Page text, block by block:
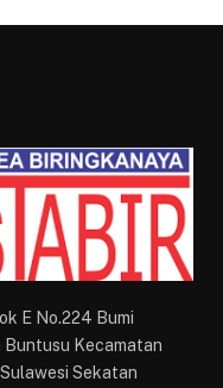
E No.224 Bumi
Buntusu Kecamatan
Sekatan